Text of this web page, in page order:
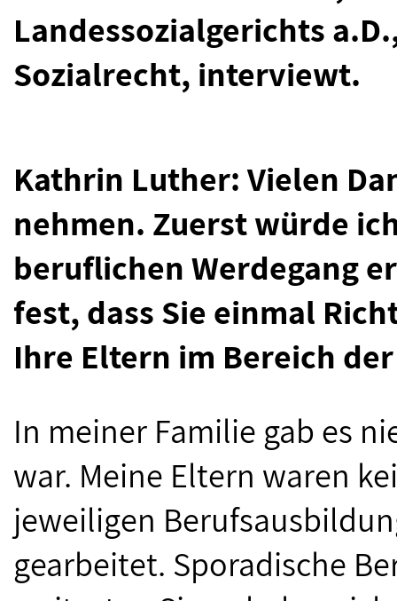
Landessozialgerichts
Sozialrecht, interviewt.
Kathrin Luther: Vielen
nehmen. Zuerst würde
beruflichen Werdegang
fest, dass Sie einmal
Ihre Eltern im Bereich
In meiner Familie gab es
war. Meine Eltern waren
jeweiligen
gearbeitet. Sporadische